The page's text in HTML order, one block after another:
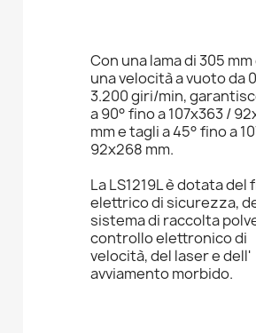
Con una lama di 305
una velocità a vuoto da
3.200 giri/min,
a 90° fino a 107x363 /
mm e tagli a 45° fino a
92x268 mm.
La LS1219L è dotata del
elettrico di sicurezza,
sistema di raccolta
controllo elettronico di
velocità, del laser e dell'
avviamento morbido.